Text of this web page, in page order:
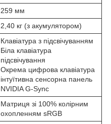
259 мм
2,40 кг (з акумулятором)
Клавіатура з підсвічуванням
Біла клавіатура
підсвічування
Окрема цифрова клавіатура
інтуїтивна сенсорна панель
NVIDIA G-Sync
Матриця зі 100% колірним
охопленням sRGB